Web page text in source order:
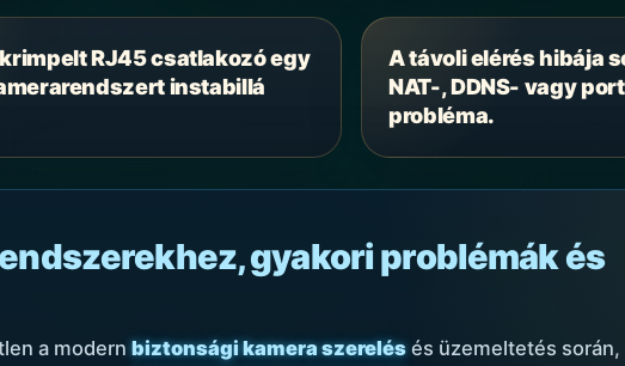
RJ45 csatlakozó egy
instabillá
A távoli elérés hibája
NAT-, DDNS- vagy
probléma.
gyakori problémák és
a modernbiztonsági kamera szerelésés üzemeltetés során,